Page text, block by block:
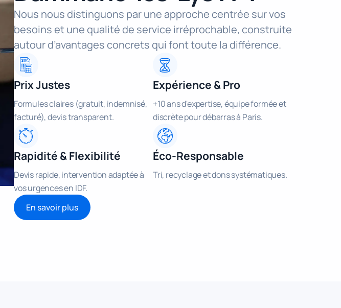
Nous nous distinguons par une approche centrée sur vos
besoins et une qualité de service irréprochable, construite
autour d’avantages concrets qui font toute la différence.
Prix Justes
Formules claires (gratuit, indemnisé,
facturé), devis transparent.
Expérience & Pro
+10 ans d'expertise, équipe formée et
discrète pour débarras à Paris.
Rapidité & Flexibilité
Devis rapide, intervention adaptée à
vos urgences en IDF.
Éco-Responsable
Tri, recyclage et dons systématiques.
En savoir plus